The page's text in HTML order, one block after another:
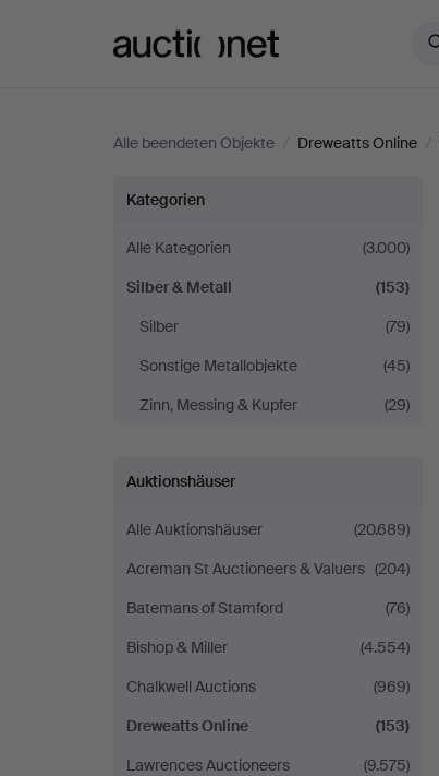
Alle beendeten Objekte / Dreweatts Online /
Silber
&
Metall
bei
Dreweatts
Online
Kategorien
Alle Kategorien
(3.000)
Silber & Metall
(153)
Silber
(79)
Sonstige Metallobjekte
(45)
Zinn, Messing & Kupfer
(29)
Auktionshäuser
Alle Auktionshäuser
(20.689)
Acreman St Auctioneers & Valuers (204)
Batemans of Stamford
(76)
Bishop & Miller
(4.554)
Chalkwell Auctions
(969)
Dreweatts Online
(153)
Lawrences Auctioneers
(9.575)